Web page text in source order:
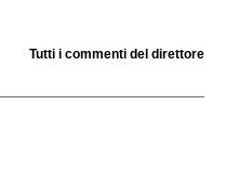
Tutti i commenti del direttore